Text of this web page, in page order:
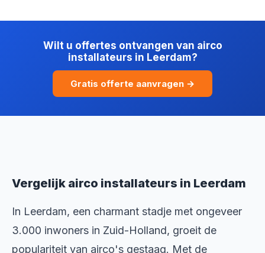
Wilt u offertes ontvangen van airco
installateurs in Leerdam?
Gratis offerte aanvragen →
Vergelijk airco installateurs in Leerdam
In Leerdam, een charmant stadje met ongeveer
3.000 inwoners in Zuid-Holland, groeit de
populariteit van airco's gestaag. Met de